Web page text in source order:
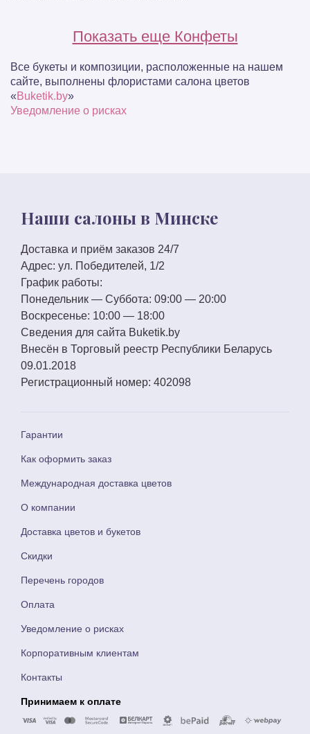
Показать еще Конфеты
Все букеты и композиции, расположенные на нашем
сайте, выполнены флористами салона цветов
«Buketik.by»
Уведомление о рисках
Наши салоны в Минске
Доставка и приём заказов 24/7
Адрес: ул. Победителей, 1/2
График работы:
Понедельник — Суббота: 09:00 — 20:00
Воскресенье: 10:00 — 18:00
Сведения для сайта Buketik.by
Внесён в Торговый реестр Республики Беларусь
09.01.2018
Регистрационный номер: 402098
Гарантии
Как оформить заказ
Международная доставка цветов
О компании
Доставка цветов и букетов
Скидки
Перечень городов
Оплата
Уведомление о рисках
Корпоративным клиентам
Контакты
Принимаем к оплате